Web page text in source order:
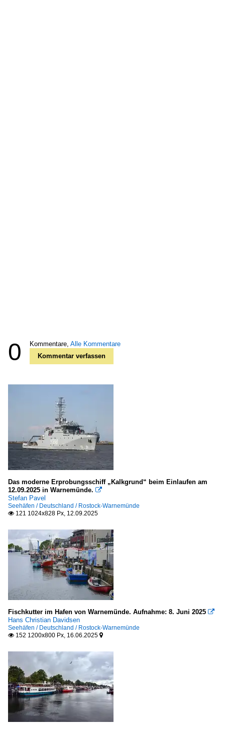
0 Kommentare, Alle Kommentare
Kommentar verfassen
Das moderne Erprobungsschiff „Kalkgrund“ beim Einlaufen am
12.09.2025 in Warnemünde. 
Stefan Pavel
Seehäfen / Deutschland / Rostock-Warnemünde
 121 1024x828 Px, 12.09.2025
Fischkutter im Hafen von Warnemünde. Aufnahme: 8. Juni 2025 
Hans Christian Davidsen
Seehäfen / Deutschland / Rostock-Warnemünde
 152 1200x800 Px, 16.06.2025 